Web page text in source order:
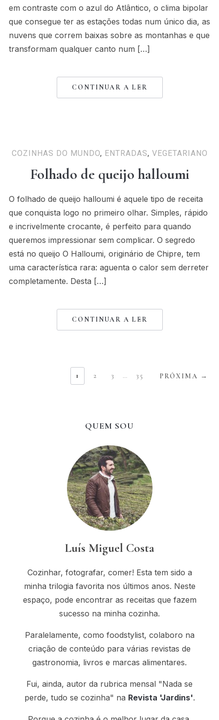
em contraste com o azul do Atlântico, o clima bipolar
que consegue ter as estações todas num único dia, as
nuvens que correm baixas sobre as montanhas e que
transformam qualquer canto num […]
CONTINUAR A LER
COZINHAS DO MUNDO, ENTRADAS, VEGETARIANO
Folhado de queijo halloumi
O folhado de queijo halloumi é aquele tipo de receita
que conquista logo no primeiro olhar. Simples, rápido
e incrivelmente crocante, é perfeito para quando
queremos impressionar sem complicar. O segredo
está no queijo O Halloumi, originário de Chipre, tem
uma característica rara: aguenta o calor sem derreter
completamente. Desta […]
CONTINUAR A LER
1 2 3 … 35 PRÓXIMA →
QUEM SOU
Luís Miguel Costa
Cozinhar, fotografar, comer! Esta tem sido a
minha trilogia favorita nos últimos anos. Neste
espaço, pode encontrar as receitas que fazem
sucesso na minha cozinha.
Paralelamente, como foodstylist, colaboro na
criação de conteúdo para várias revistas de
gastronomia, livros e marcas alimentares.
Fui, ainda, autor da rubrica mensal "Nada se
perde, tudo se cozinha" na Revista 'Jardins'.